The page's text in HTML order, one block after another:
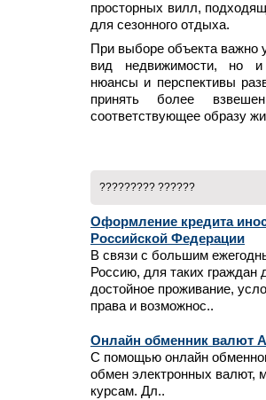
просторных вилл,
для сезонного отдыха.
При выборе объекта важно
вид недвижимости, но и
нюансы и перспективы
принять более
соответствующее образу
????????? ??????
Оформление кредита
Российской Федерации
В связи с большим
Россию, для таких граждан
достойное проживание,
права и возможнос..
Онлайн обменник валют
С помощью онлайн
обмен электронных валют,
курсам. Дл..